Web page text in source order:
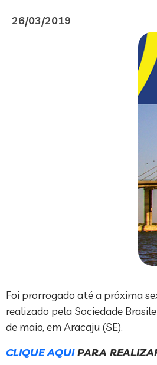
26/03/2019
Foi prorrogado até a próxima
realizado pela Sociedade
de maio, em Aracaju (SE).
CLIQUE AQUIPARA